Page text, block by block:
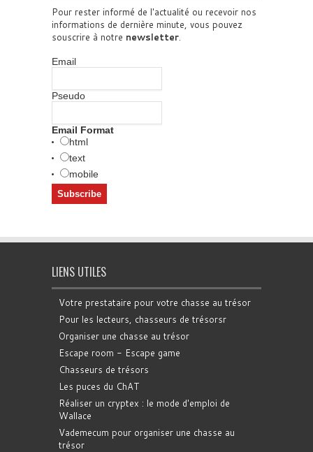
Pour rester informé de l'actualité ou recevoir nos
informations de dernière minute, vous pouvez
souscrire à notre newsletter.
Email
Pseudo
Email Format
html
text
mobile
LIENS UTILES
Votre prestataire pour votre chasse au trésor
Pour les lecteurs, chasseurs de trésorsr
Organiser une chasse au trésor
Escape room - Escape game
Chasseurs de trésors
Les puces du ChAT
Réaliser un cryptex : le mode d'emploi de
Wallace
Vademecum pour organiser une chasse au
trésor